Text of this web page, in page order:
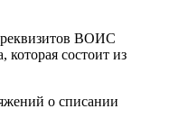
ВОИС
которая состоит из
о списании